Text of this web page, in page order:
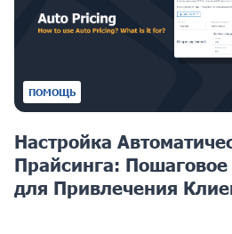
ПОМОЩЬ
Настройка
Прайсинга: Пошаговое
для Привлечения